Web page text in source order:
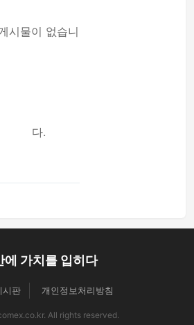
시물이 없습니
다.
에 가치를 입히다
시판 개인정보처리방침
All rights reserved.